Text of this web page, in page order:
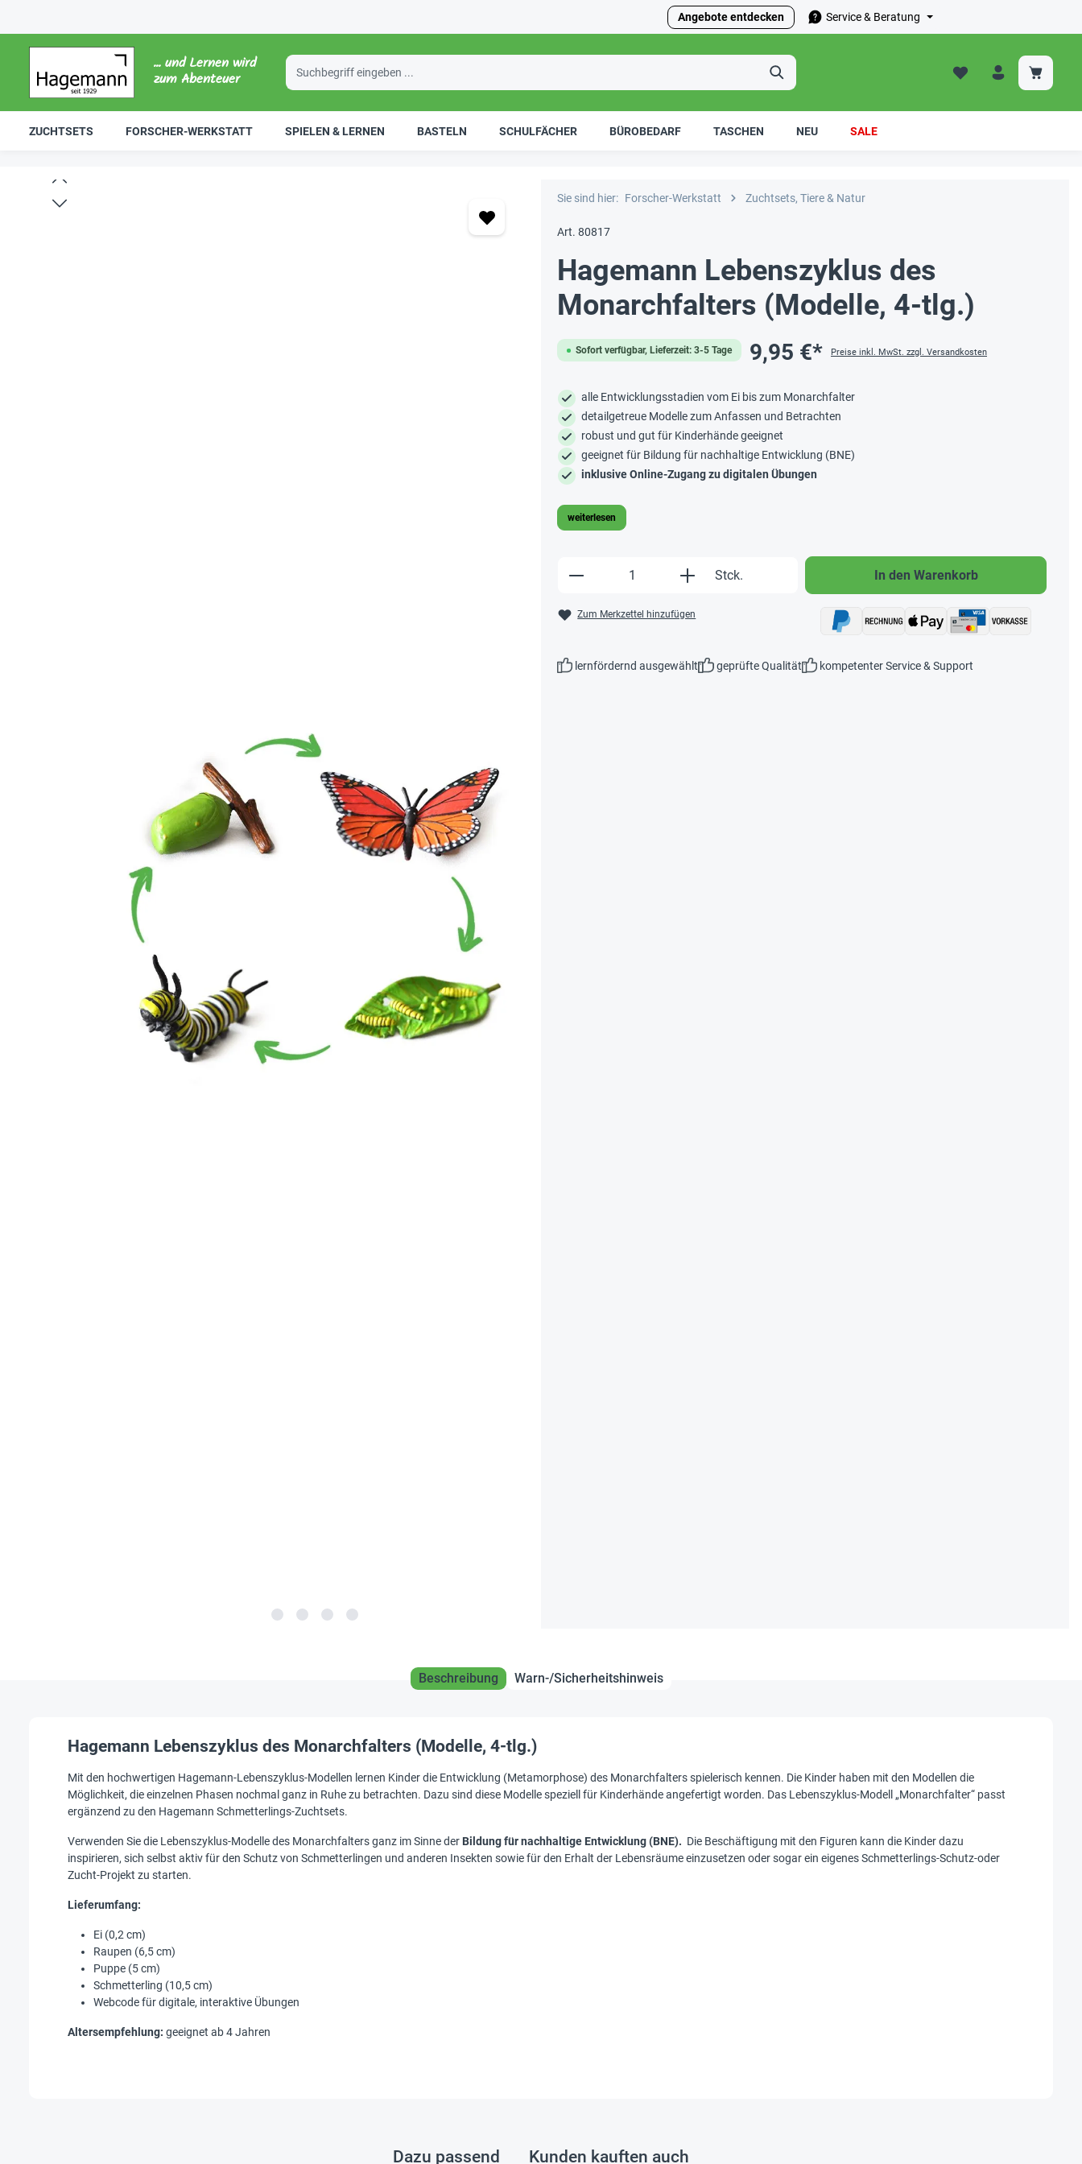
Angebote entdecken Service & Beratung
... und Lernen wird
zum Abenteuer
ZUCHTSETS FORSCHER-WERKSTATT SPIELEN & LERNEN BASTELN SCHULFÄCHER BÜROBEDARF TASCHEN NEU SALE
Sie sind hier: Forscher-Werkstatt Zuchtsets, Tiere & Natur
Art. 80817
Hagemann Lebenszyklus des
Monarchfalters (Modelle, 4-tlg.)
Sofort verfügbar, Lieferzeit: 3-5 Tage 9,95 €* Preise inkl. MwSt. zzgl. Versandkosten
alle Entwicklungsstadien vom Ei bis zum Monarchfalter
detailgetreue Modelle zum Anfassen und Betrachten
robust und gut für Kinderhände geeignet
geeignet für Bildung für nachhaltige Entwicklung (BNE)
inklusive Online-Zugang zu digitalen Übungen
weiterlesen
Produkt Anzahl: Gib den gewünschten Wert ein oder
Stck.
Zum Merkzettel hinzufügen
In den Warenkorb
lernfördernd ausgewählt geprüfte Qualität kompetenter Service & Support
Beschreibung Warn-/Sicherheitshinweis
Hagemann Lebenszyklus des Monarchfalters (Modelle, 4-tlg.)
Mit den hochwertigen Hagemann-Lebenszyklus-Modellen lernen Kinder die Entwicklung (Metamorphose) des Monarchfalters spielerisch kennen. Die Kinder haben mit den Modellen die
Möglichkeit, die einzelnen Phasen nochmal ganz in Ruhe zu betrachten. Dazu sind diese Modelle speziell für Kinderhände angefertigt worden. Das Lebenszyklus-Modell „Monarchfalter“ passt
ergänzend zu den Hagemann Schmetterlings-Zuchtsets.
Verwenden Sie die Lebenszyklus-Modelle des Monarchfalters ganz im Sinne der Bildung für nachhaltige Entwicklung (BNE). Die Beschäftigung mit den Figuren kann die Kinder dazu
inspirieren, sich selbst aktiv für den Schutz von Schmetterlingen und anderen Insekten sowie für den Erhalt der Lebensräume einzusetzen oder sogar ein eigenes Schmetterlings-Schutz-oder
Zucht-Projekt zu starten.
Lieferumfang:
Ei (0,2 cm)
Raupen (6,5 cm)
Puppe (5 cm)
Schmetterling (10,5 cm)
Webcode für digitale, interaktive Übungen
Altersempfehlung: geeignet ab 4 Jahren
Dazu passend Kunden kauften auch